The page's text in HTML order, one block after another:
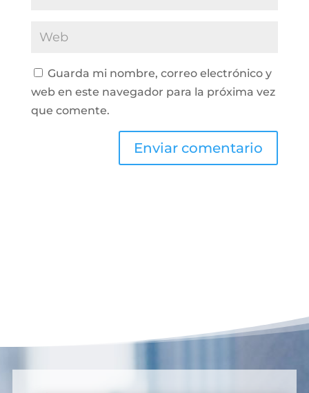
Guarda mi nombre, correo electrónico y
web en este navegador para la próxima vez
que comente.